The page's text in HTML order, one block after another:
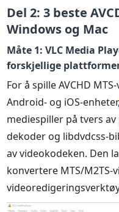
Del 2: 3 beste
Windows og Mac
Måte 1: VLC Media
forskjellige
For å spille AVCHD
Android- og iOS-
mediespiller på tvers
dekoder og libdvdcss-
av videokodeken. Den
konvertere MTS/M2TS-